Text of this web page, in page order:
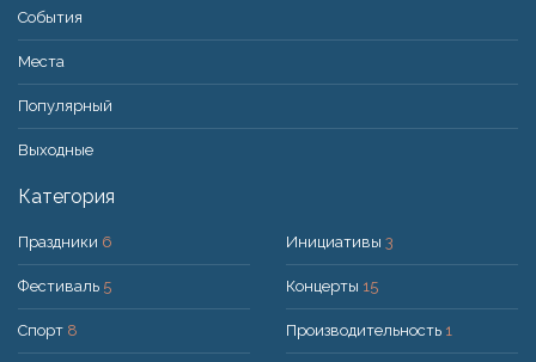
События
Места
Популярный
Bыходные
Категория
Праздники 6
Фестиваль 5
Спорт 8
Инициативы 3
Концерты 15
Производительность 1